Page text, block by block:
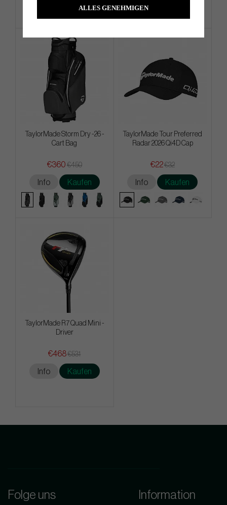
TaylorMade Storm Dry -26 -
Cart Bag
€360 €450
Info Kaufen
TaylorMade Tour Preferred
Radar 2026 Qi4D Cap
€22€32
Info Kaufen
TaylorMade R7 Quad Mini -
Driver
€468€531
Info Kaufen
Folge uns Information
ALLES GENEHMIGEN